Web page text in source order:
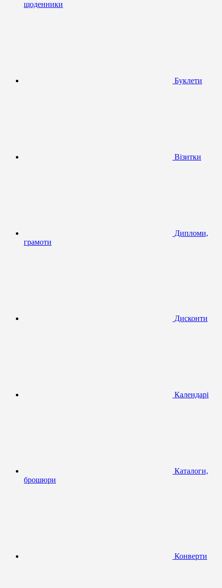
щоденники
Буклети
Візитки
Дипломи,
грамоти
Дисконти
Календарі
Каталоги,
брошюри
Конверти